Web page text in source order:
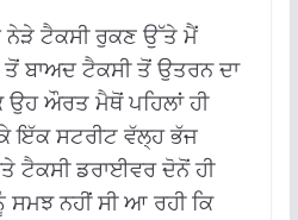
ਨੇੜੇ ਟੈਕਸੀ ਰੁਕਣ ਉੱਤੇ ਮੈਂ
ਬਾਅਦ ਟੈਕਸੀ ਤੋਂ ਉਤਰਨ ਦਾ
ਔਰਤ ਮੈਥੋਂ ਪਹਿਲਾਂ ਹੀ
ਇੱਕ ਸਟਰੀਟ ਵੱਲ੍ਹ ਭੱਜ
ਡਰਾਈਵਰ ਦੋਨੋਂ ਹੀ
ਨਹੀਂ ਸੀ ਆ ਰਹੀ ਕਿ